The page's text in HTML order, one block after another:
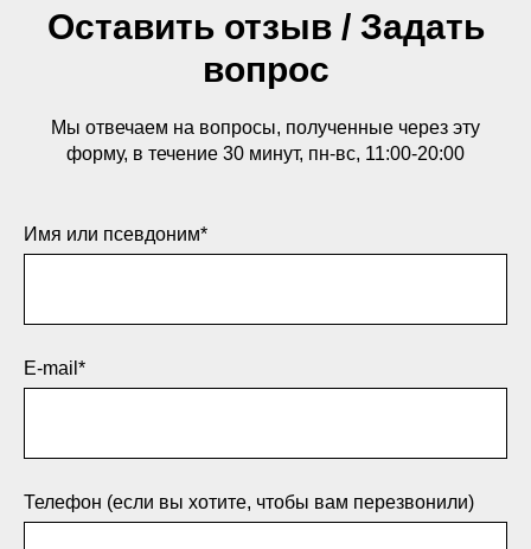
Оставить отзыв / Задать
вопрос
Мы отвечаем на вопросы, полученные через эту
форму, в течение 30 минут, пн-вс, 11:00-20:00
Имя или псевдоним*
E-mail*
Телефон (если вы хотите, чтобы вам перезвонили)